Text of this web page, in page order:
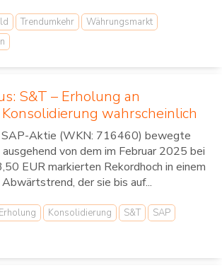
Trendumkehr
Währungsmarkt
S&T – Erholung an
wahrscheinlich
SAP-Aktie (WKN: 716460) bewegte
ausgehend von dem im Februar 2025 bei
EUR markierten Rekordhoch in einem
der sie bis auf...
Erholung Konsolidierung S&T
SAP